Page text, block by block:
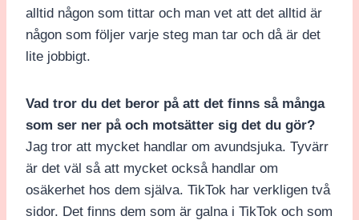
alltid någon som tittar och man vet att det alltid är
någon som följer varje steg man tar och då är det
lite jobbigt.
Vad tror du det beror på att det finns så många
som ser ner på och motsätter sig det du gör?
Jag tror att mycket handlar om avundsjuka. Tyvärr
är det väl så att mycket också handlar om
osäkerhet hos dem själva. TikTok har verkligen två
sidor. Det finns dem som är galna i TikTok och som